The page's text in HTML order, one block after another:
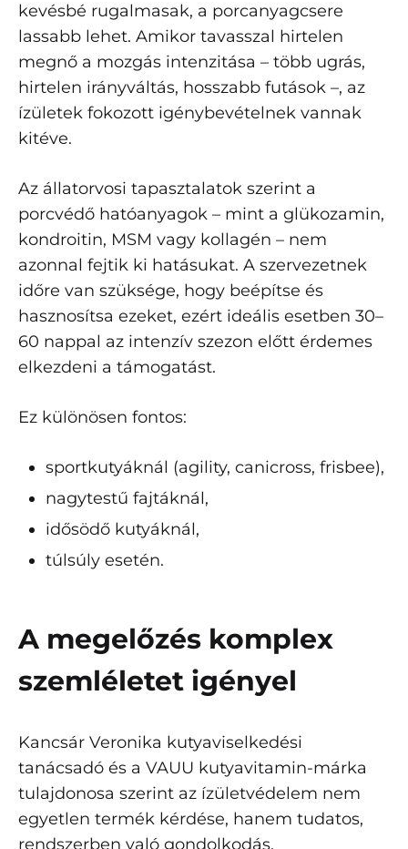
kevésbé rugalmasak, a porcanyagcsere
lassabb lehet. Amikor tavasszal hirtelen
megnő a mozgás intenzitása – több ugrás,
hirtelen irányváltás, hosszabb futások –, az
ízületek fokozott igénybevételnek vannak
kitéve.
Az állatorvosi tapasztalatok szerint a
porcvédő hatóanyagok – mint a glükozamin,
kondroitin, MSM vagy kollagén – nem
azonnal fejtik ki hatásukat. A szervezetnek
időre van szüksége, hogy beépítse és
hasznosítsa ezeket, ezért ideális esetben 30–
60 nappal az intenzív szezon előtt érdemes
elkezdeni a támogatást.
Ez különösen fontos:
sportkutyáknál (agility, canicross, frisbee),
nagytestű fajtáknál,
idősödő kutyáknál,
túlsúly esetén.
A megelőzés komplex
szemléletet igényel
Kancsár Veronika kutyaviselkedési
tanácsadó és a VAUU kutyavitamin-márka
tulajdonosa szerint az ízületvédelem nem
egyetlen termék kérdése, hanem tudatos,
rendszerben való gondolkodás.